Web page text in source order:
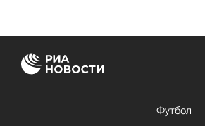
Футбол